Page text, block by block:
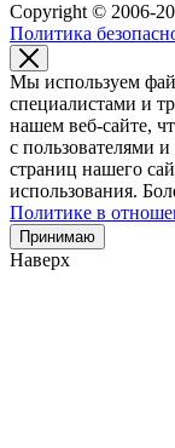
Copyright © 2006-
Политика
Мы используем
специалистами и
нашем веб-сайте,
с пользователями
страниц нашего
использования.
Политике в
Принимаю
Наверх